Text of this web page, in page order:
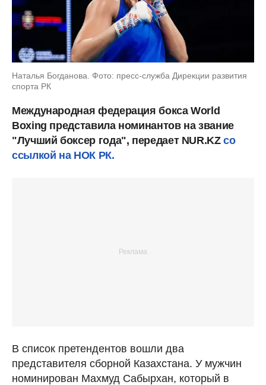
Наталья Богданова. Фото: пресс-служба Дирекции развития
спорта РК
Международная федерация бокса World
Boxing представила номинантов на звание
"Лучший боксер года", передает NUR.KZсо
ссылкой на НОК РК.
В список претендентов вошли два
представителя сборной Казахстана. У мужчин
номинирован Махмуд Сабырхан, который в